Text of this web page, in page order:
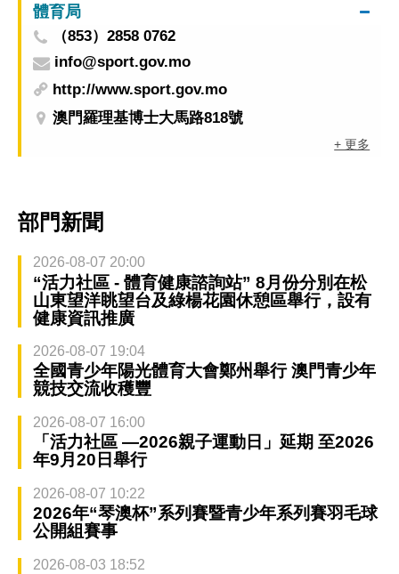
體育局
（853）2858 0762
info@sport.gov.mo
http://www.sport.gov.mo
澳門羅理基博士大馬路818號
+ 更多
部門新聞
2026-08-07 20:00
“活力社區 - 體育健康諮詢站” 8月份分別在松
山東望洋眺望台及綠楊花園休憩區舉行，設有
健康資訊推廣
2026-08-07 19:04
全國青少年陽光體育大會鄭州舉行 澳門青少年
競技交流收穫豐
2026-08-07 16:00
「活力社區 —2026親子運動日」延期 至2026
年9月20日舉行
2026-08-07 10:22
2026年“琴澳杯”系列賽暨青少年系列賽羽毛球
公開組賽事
2026-08-03 18:52